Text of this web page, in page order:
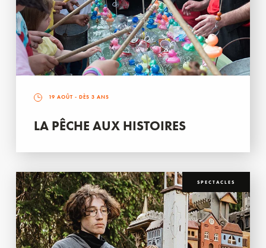
19 AOÛT - DÈS 3 ANS
LA PÊCHE AUX HISTOIRES
SPECTACLES